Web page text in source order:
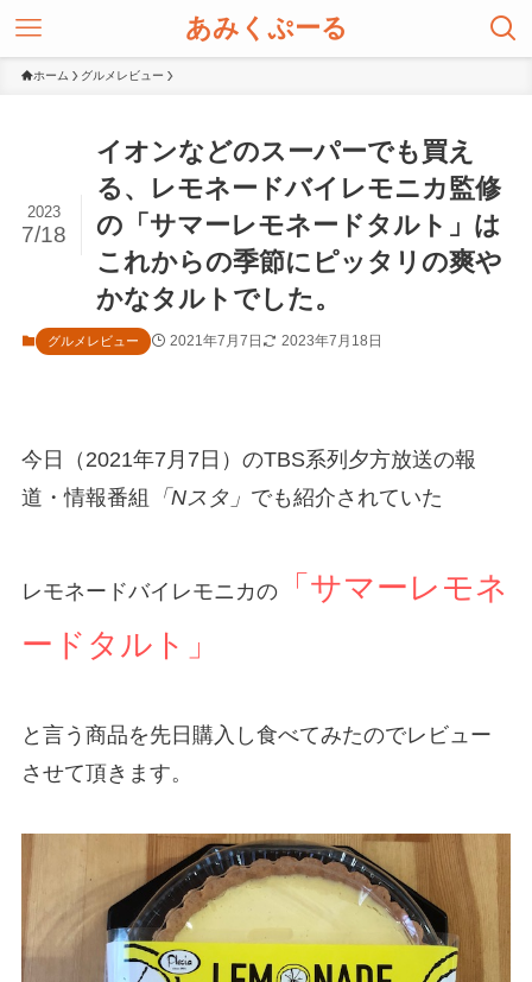
あみくぷーる
ホーム グルメレビュー
イオンなどのスーパーでも買え
る、レモネードバイレモニカ監修
の「サマーレモネードタルト」は
これからの季節にピッタリの爽や
かなタルトでした。
2023
7/18
グルメレビュー 2021年7月7日 2023年7月18日
今日（2021年7月7日）のTBS系列夕方放送の報
道・情報番組 「Nスタ」 でも紹介されていた
レモネードバイレモニカの「サマーレモネ
ードタルト」
と言う商品を先日購入し食べてみたのでレビュー
させて頂きます。